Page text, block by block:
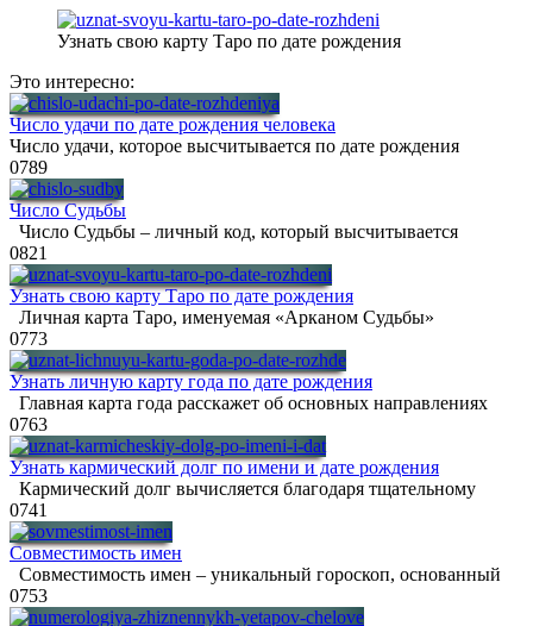
Узнать свою карту Таро по дате рождения
Это интересно:
Число удачи по дате рождения человека
Число удачи, которое высчитывается по дате рождения
0789
Число Судьбы
Число Судьбы – личный код, который высчитывается
0821
Узнать свою карту Таро по дате рождения
Личная карта Таро, именуемая «Арканом Судьбы»
0773
Узнать личную карту года по дате рождения
Главная карта года расскажет об основных направлениях
0763
Узнать кармический долг по имени и дате рождения
Кармический долг вычисляется благодаря тщательному
0741
Совместимость имен
Совместимость имен – уникальный гороскоп, основанный
0753